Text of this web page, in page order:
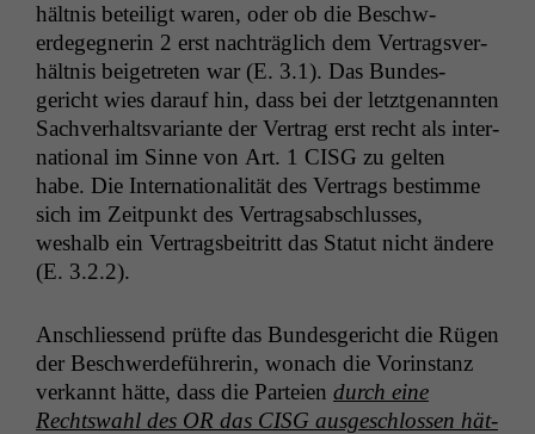
hält­nis beteiligt waren, oder ob die Beschw­
erdegeg­ner­in 2 erst nachträglich dem Ver­tragsver­
hält­nis beige­treten war (E. 3.1). Das Bun­des­
gericht wies darauf hin, dass bei der let­zt­ge­nan­nten
Sachver­haltsvari­ante der Ver­trag erst recht als inter­
na­tion­al im Sinne von Art. 1 CISG zu gel­ten
habe. Die Inter­na­tion­al­ität des Ver­trags bes­timme
sich im Zeit­punkt des Ver­tragsab­schlusses,
weshalb ein Ver­trags­beitritt das Statut nicht ändere
(E. 3.2.2).
Anschliessend prüfte das Bun­des­gericht die Rügen
der Beschw­erde­führerin, wonach die Vorin­stanz
verkan­nt hätte, dass die Parteien durch eine
Rechtswahl des OR das CISG aus­geschlossen hät­